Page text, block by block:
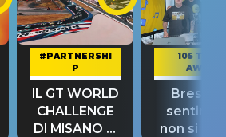
#PARTNERSHI
P
IL GT WORLD
CHALLENGE
DI MISANO si
105 TAKE
AWAY
Bresh:
non si